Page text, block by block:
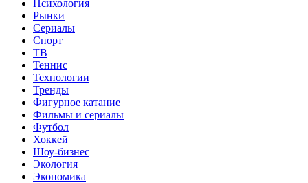
Психология
Рынки
Сериалы
Спорт
ТВ
Теннис
Технологии
Тренды
Фигурное катание
Фильмы и сериалы
Футбол
Хоккей
Шоу-бизнес
Экология
Экономика